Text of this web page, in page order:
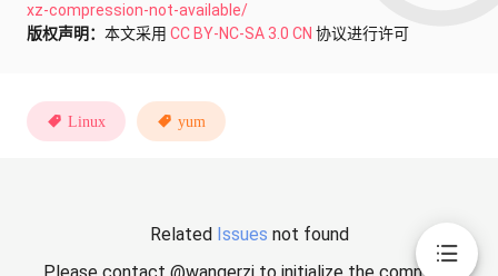
xz-compression-not-available/
版权声明： 本文采用 CC BY-NC-SA 3.0 CN 协议进行许可
Linux yum
Related Issues not found